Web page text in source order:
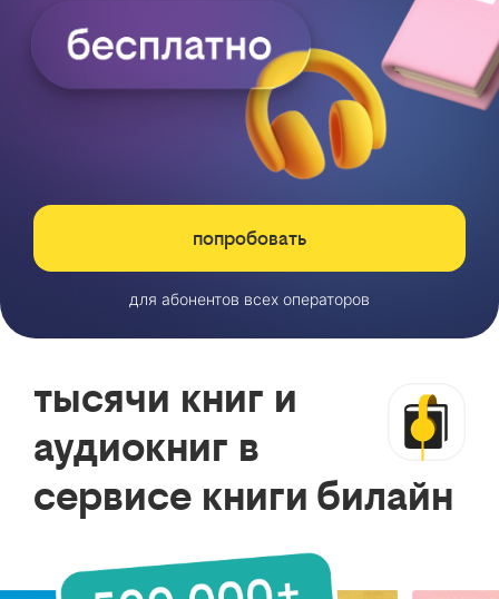
попробовать
для абонентов всех операторов
тысячи книг и
аудиокниг в
сервисе книги билайн